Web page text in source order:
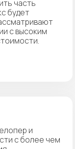
часть
будет
с высоким
и
с более чем